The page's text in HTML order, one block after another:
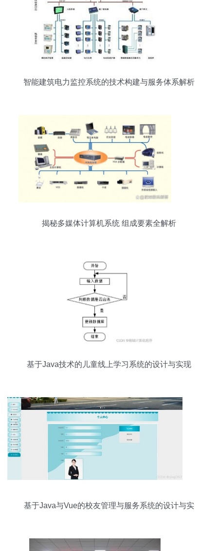
智能建筑电力监控系统的技术构建与服务体系解析
揭秘多媒体计算机系统 组成要素全解析
基于Java技术的儿童线上学习系统的设计与实现
基于Java与Vue的校友管理与服务系统的设计与实